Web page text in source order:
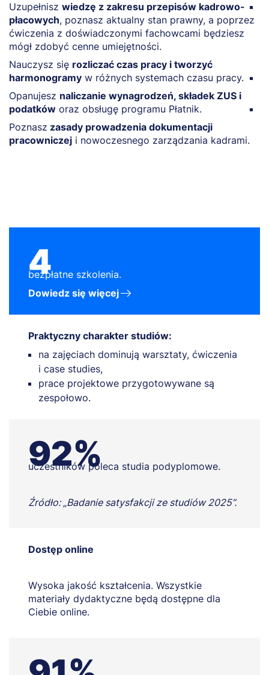
Uzupełnisz wiedzę z zakresu przepisów kadrowo-
płacowych, poznasz aktualny stan prawny, a poprzez
ćwiczenia z doświadczonymi fachowcami będziesz
mógł zdobyć cenne umiejętności.
Nauczysz się rozliczać czas pracy i tworzyć
harmonogramy w różnych systemach czasu pracy.
Opanujesz naliczanie wynagrodzeń, składek ZUS i
podatków oraz obsługę programu Płatnik.
Poznasz zasady prowadzenia dokumentacji
pracowniczej i nowoczesnego zarządzania kadrami.
4
bezpłatne szkolenia.
Dowiedz się więcej
Praktyczny charakter studiów:
na zajęciach dominują warsztaty, ćwiczenia
i case studies,
prace projektowe przygotowywane są
zespołowo.
92%
uczestników poleca studia podyplomowe.
Źródło: „Badanie satysfakcji ze studiów 2025”.
Dostęp online
Wysoka jakość kształcenia. Wszystkie
materiały dydaktyczne będą dostępne dla
Ciebie online.